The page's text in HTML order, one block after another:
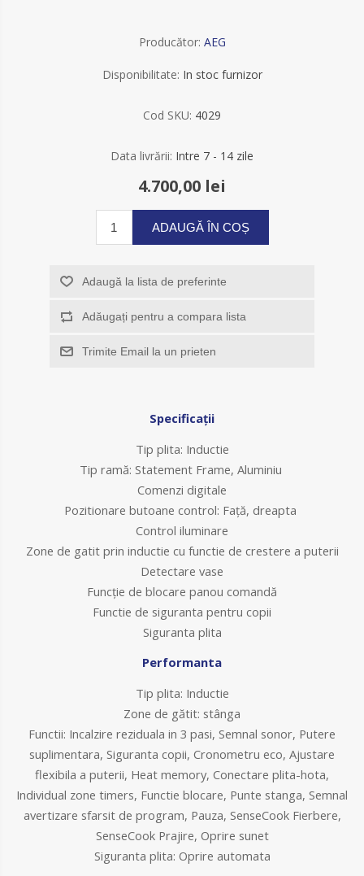
Producător: AEG
Disponibilitate: In stoc furnizor
Cod SKU: 4029
Data livrării: Intre 7 - 14 zile
4.700,00 lei
ADAUGĂ ÎN COȘ
Adaugă la lista de preferinte
Adăugați pentru a compara lista
Trimite Email la un prieten
Specificaţii
Tip plita: Inductie
Tip ramă: Statement Frame, Aluminiu
Comenzi digitale
Pozitionare butoane control: Faţă, dreapta
Control iluminare
Zone de gatit prin inductie cu functie de crestere a puterii
Detectare vase
Funcţie de blocare panou comandă
Functie de siguranta pentru copii
Siguranta plita
Performanta
Tip plita: Inductie
Zone de gătit: stânga
Functii: Incalzire reziduala in 3 pasi, Semnal sonor, Putere
suplimentara, Siguranta copii, Cronometru eco, Ajustare
flexibila a puterii, Heat memory, Conectare plita-hota,
Individual zone timers, Functie blocare, Punte stanga, Semnal
avertizare sfarsit de program, Pauza, SenseCook Fierbere,
SenseCook Prajire, Oprire sunet
Siguranta plita: Oprire automata